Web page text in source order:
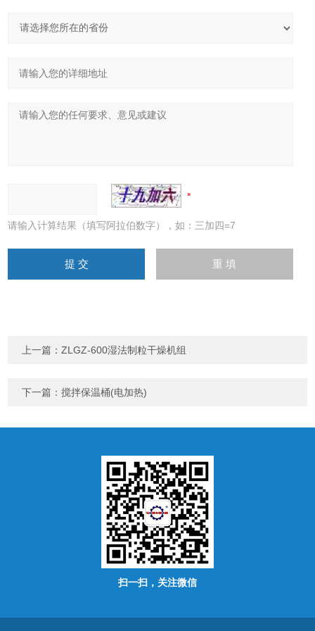
请输入计算结果（填写阿拉伯数字），如：三加四=7
上一篇：ZLGZ-600湿法制粒干燥机组
下一篇：搅拌保温桶(电加热)
扫一扫，关注微信